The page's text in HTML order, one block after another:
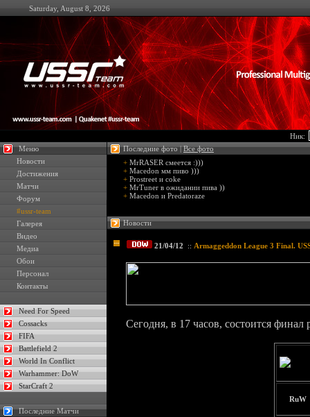
Saturday, August 8, 2026
Ник:
Меню
Новости
Достижения
Матчи
Форум
#ussr-team
Галерея
Видео
Медиа
Обои
Персонал
Контакты
Need For Speed
Cossacks
FIFA
Battlefield 2
World In Conflict
Warhammer: DoW
StarCraft 2
Последние Матчи
Последние фото |Все фото
+ MrRASER смеется :)))
+ Macedon мм пиво )))
+ Prostreet и coke
+ MrTuner в ожидании пива ))
+ Macedon и Predatoraze
Новости
21/04/12 :: Armaggeddon League 3 Final.
Сегодня, в 17 часов, состоится
RuW